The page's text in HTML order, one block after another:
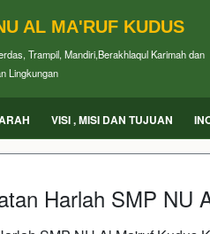
AL MA'RUF KUDUS
Trampil, Mandiri,Berakhlaqul Karimah dan
Lingkungan
VISI , MISI DAN TUJUAN
Harlah SMP NU